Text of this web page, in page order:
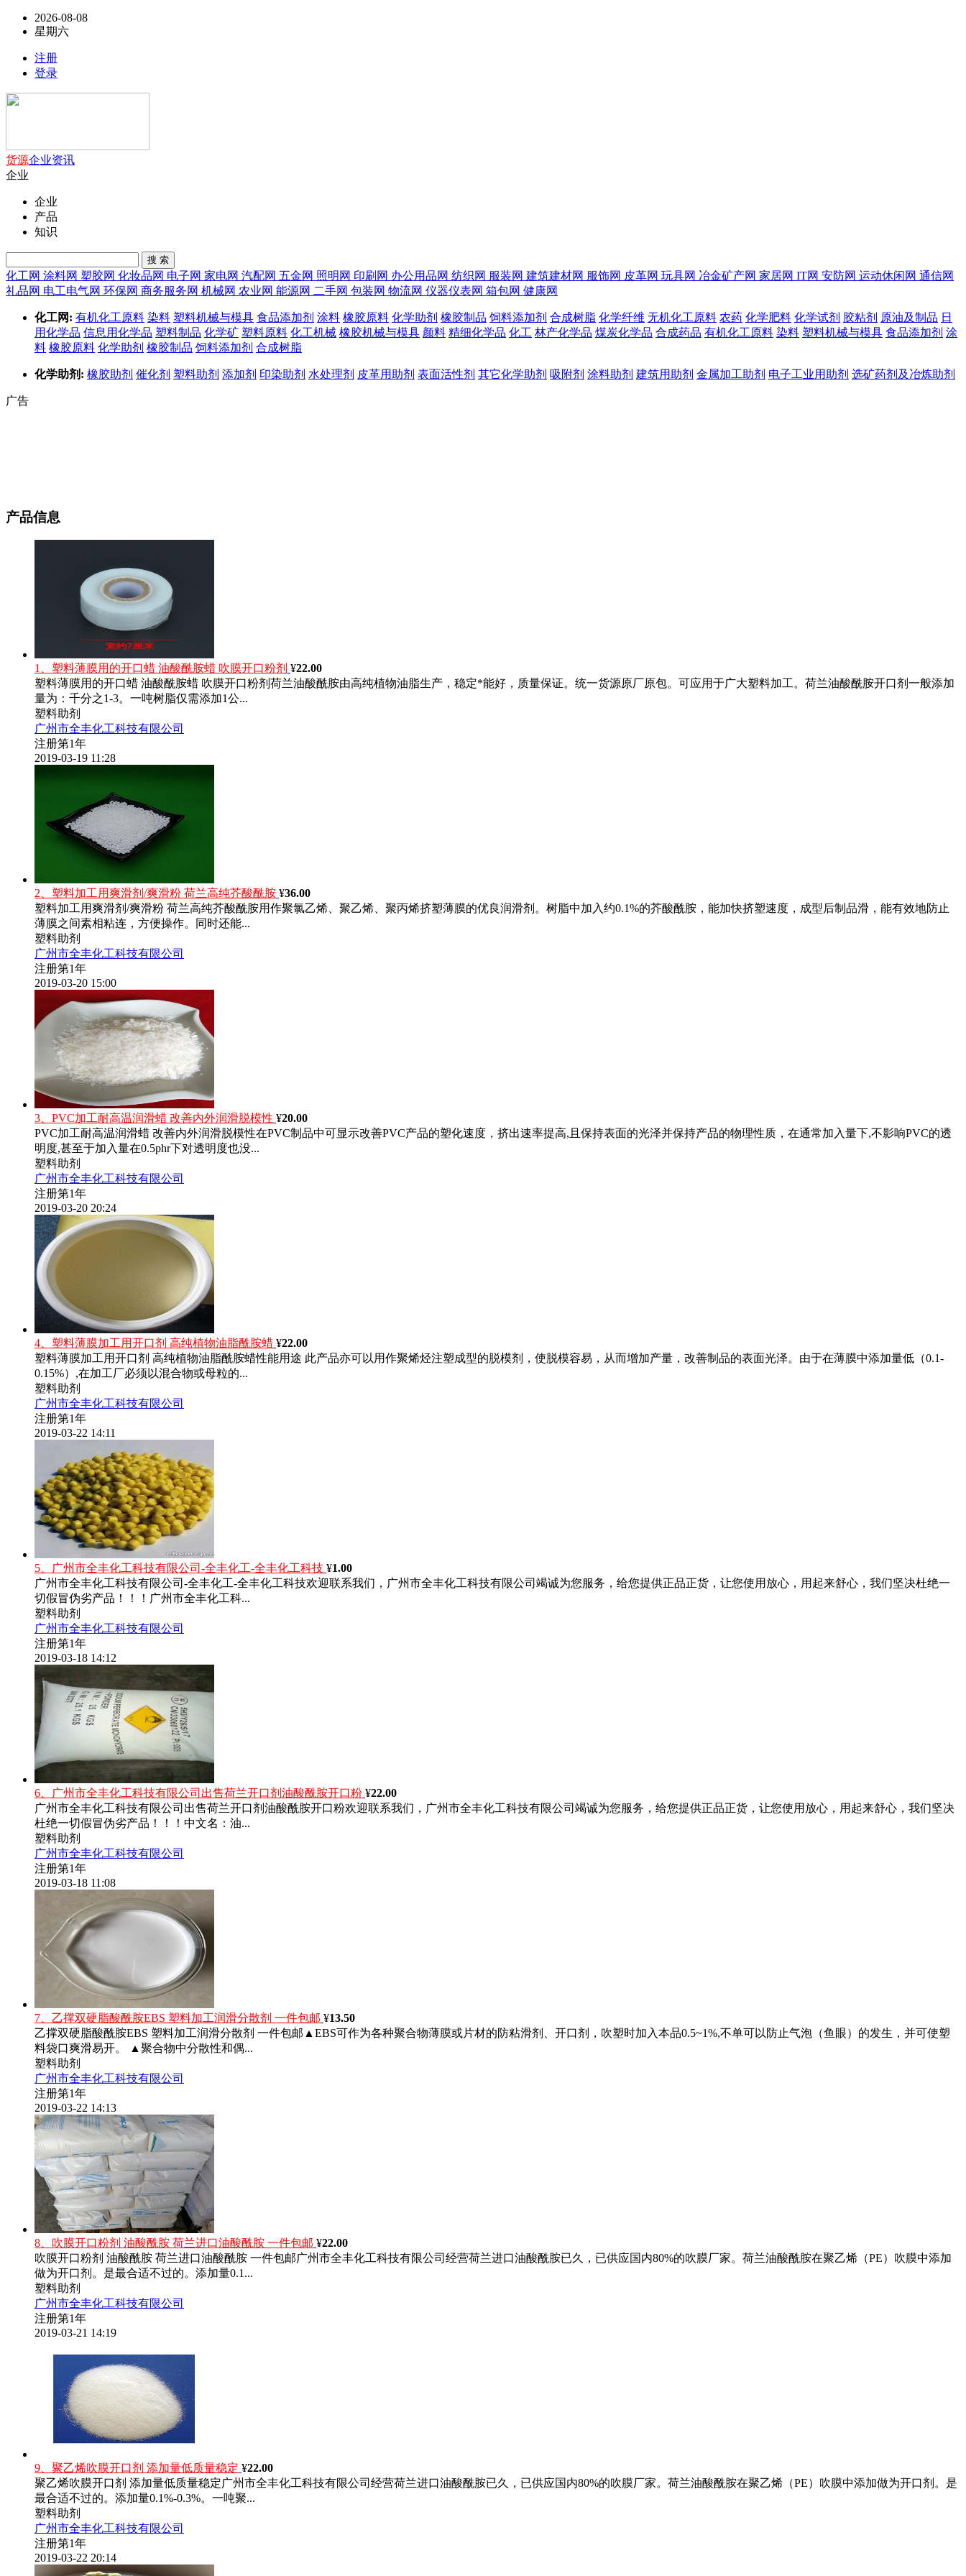
2026-08-08
星期六
注册
登录
货源企业资讯
企业
企业
产品
知识
搜 索
化工网 涂料网 塑胶网 化妆品网 电子网 家电网 汽配网 五金网 照明网 印刷网 办公用品网 纺织网 服装网 建筑建材网 服饰网 皮革网 玩具网 冶金矿产网 家居网 IT网 安防网 运动休闲网 通信网
礼品网 电工电气网 环保网 商务服务网 机械网 农业网 能源网 二手网 包装网 物流网 仪器仪表网 箱包网 健康网
化工网: 有机化工原料 染料 塑料机械与模具 食品添加剂 涂料 橡胶原料 化学助剂 橡胶制品 饲料添加剂 合成树脂 化学纤维 无机化工原料 农药 化学肥料 化学试剂 胶粘剂 原油及制品 日
用化学品 信息用化学品 塑料制品 化学矿 塑料原料 化工机械 橡胶机械与模具 颜料 精细化学品 化工 林产化学品 煤炭化学品 合成药品 有机化工原料 染料 塑料机械与模具 食品添加剂 涂
料 橡胶原料 化学助剂 橡胶制品 饲料添加剂 合成树脂
化学助剂: 橡胶助剂 催化剂 塑料助剂 添加剂 印染助剂 水处理剂 皮革用助剂 表面活性剂 其它化学助剂 吸附剂 涂料助剂 建筑用助剂 金属加工助剂 电子工业用助剂 选矿药剂及冶炼助剂
广告
产品信息
1、塑料薄膜用的开口蜡 油酸酰胺蜡 吹膜开口粉剂 ¥22.00
塑料薄膜用的开口蜡 油酸酰胺蜡 吹膜开口粉剂荷兰油酸酰胺由高纯植物油脂生产，稳定*能好，质量保证。统一货源原厂原包。可应用于广大塑料加工。荷兰油酸酰胺开口剂一般添加
量为：千分之1-3。一吨树脂仅需添加1公...
塑料助剂
广州市全丰化工科技有限公司
注册第1年
2019-03-19 11:28
2、塑料加工用爽滑剂/爽滑粉 荷兰高纯芥酸酰胺 ¥36.00
塑料加工用爽滑剂/爽滑粉 荷兰高纯芥酸酰胺用作聚氯乙烯、聚乙烯、聚丙烯挤塑薄膜的优良润滑剂。树脂中加入约0.1%的芥酸酰胺，能加快挤塑速度，成型后制品滑，能有效地防止
薄膜之间素相粘连，方便操作。同时还能...
塑料助剂
广州市全丰化工科技有限公司
注册第1年
2019-03-20 15:00
3、PVC加工耐高温润滑蜡 改善内外润滑脱模性 ¥20.00
PVC加工耐高温润滑蜡 改善内外润滑脱模性在PVC制品中可显示改善PVC产品的塑化速度，挤出速率提高,且保持表面的光泽并保持产品的物理性质，在通常加入量下,不影响PVC的透
明度,甚至于加入量在0.5phr下对透明度也没...
塑料助剂
广州市全丰化工科技有限公司
注册第1年
2019-03-20 20:24
4、塑料薄膜加工用开口剂 高纯植物油脂酰胺蜡 ¥22.00
塑料薄膜加工用开口剂 高纯植物油脂酰胺蜡性能用途 此产品亦可以用作聚烯烃注塑成型的脱模剂，使脱模容易，从而增加产量，改善制品的表面光泽。由于在薄膜中添加量低（0.1-
0.15%）,在加工厂必须以混合物或母粒的...
塑料助剂
广州市全丰化工科技有限公司
注册第1年
2019-03-22 14:11
5、广州市全丰化工科技有限公司-全丰化工-全丰化工科技 ¥1.00
广州市全丰化工科技有限公司-全丰化工-全丰化工科技欢迎联系我们，广州市全丰化工科技有限公司竭诚为您服务，给您提供正品正货，让您使用放心，用起来舒心，我们坚决杜绝一
切假冒伪劣产品！！！广州市全丰化工科...
塑料助剂
广州市全丰化工科技有限公司
注册第1年
2019-03-18 14:12
6、广州市全丰化工科技有限公司出售荷兰开口剂油酸酰胺开口粉 ¥22.00
广州市全丰化工科技有限公司出售荷兰开口剂油酸酰胺开口粉欢迎联系我们，广州市全丰化工科技有限公司竭诚为您服务，给您提供正品正货，让您使用放心，用起来舒心，我们坚决
杜绝一切假冒伪劣产品！！！中文名：油...
塑料助剂
广州市全丰化工科技有限公司
注册第1年
2019-03-18 11:08
7、乙撑双硬脂酸酰胺EBS 塑料加工润滑分散剂 一件包邮 ¥13.50
乙撑双硬脂酸酰胺EBS 塑料加工润滑分散剂 一件包邮▲EBS可作为各种聚合物薄膜或片材的防粘滑剂、开口剂，吹塑时加入本品0.5~1%,不单可以防止气泡（鱼眼）的发生，并可使塑
料袋口爽滑易开。 ▲聚合物中分散性和偶...
塑料助剂
广州市全丰化工科技有限公司
注册第1年
2019-03-22 14:13
8、吹膜开口粉剂 油酸酰胺 荷兰进口油酸酰胺 一件包邮 ¥22.00
吹膜开口粉剂 油酸酰胺 荷兰进口油酸酰胺 一件包邮广州市全丰化工科技有限公司经营荷兰进口油酸酰胺已久，已供应国内80%的吹膜厂家。荷兰油酸酰胺在聚乙烯（PE）吹膜中添加
做为开口剂。是最合适不过的。添加量0.1...
塑料助剂
广州市全丰化工科技有限公司
注册第1年
2019-03-21 14:19
9、聚乙烯吹膜开口剂 添加量低质量稳定 ¥22.00
聚乙烯吹膜开口剂 添加量低质量稳定广州市全丰化工科技有限公司经营荷兰进口油酸酰胺已久，已供应国内80%的吹膜厂家。荷兰油酸酰胺在聚乙烯（PE）吹膜中添加做为开口剂。是
最合适不过的。添加量0.1%-0.3%。一吨聚...
塑料助剂
广州市全丰化工科技有限公司
注册第1年
2019-03-22 20:14